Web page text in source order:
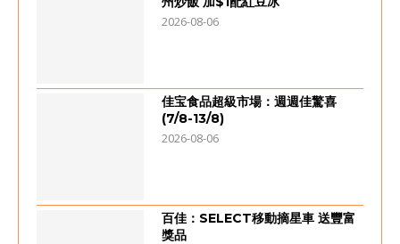
2026-08-06
佳宝食品超級市場：週週佳驚喜
(7/8-13/8)
2026-08-06
百佳：SELECT移動摘星車 送豐富
獎品